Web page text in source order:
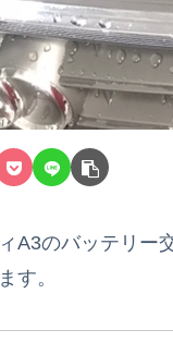
A3のバッテリー
す。